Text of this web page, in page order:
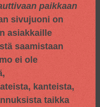
paikkaan
sivujuoni on
asiakkaille
saamistaan
ei ole
kanteista,
taikka